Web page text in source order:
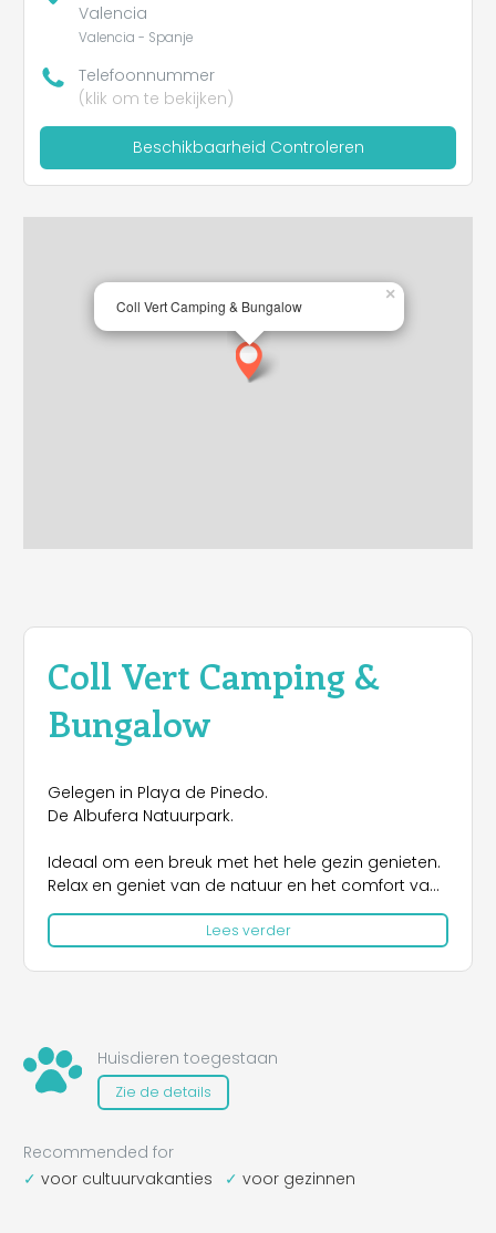
Coll Vert Camping &
Bungalow
Gelegen in Playa de Pinedo.
De Albufera Natuurpark.
Ideaal om een ​​breuk met het hele gezin genieten.
Relax en geniet van de natuur en het comfort van
onze faciliteiten.
NOTA:
De bar is alleen geopend in het weekend van april
fallas, Pasen en zomer.
Het zwembad is geopend van juni, juli, augustus
en septiember (als het weer het toelaat)
Lees verder
Huisdieren toegestaan
Zie de details
Recommended for
voor cultuurvakanties
voor gezinnen
Valencia
Valencia - Spanje
Telefoonnummer
(klik om te bekijken)
Beschikbaarheid Controleren
Coll Vert Camping & Bungalow
×